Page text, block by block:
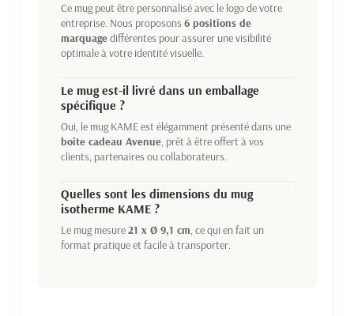
Ce mug peut être personnalisé avec le logo de votre
entreprise. Nous proposons6 positions de
marquagedifférentes pour assurer une visibilité
optimale à votre identité visuelle.
Le mug est-il livré dans un emballage
spécifique ?
Oui, le mug KAME est élégamment présenté dans une
boîte cadeau Avenue, prêt à être offert à vos
clients, partenaires ou collaborateurs.
Quelles sont les dimensions du mug
isotherme KAME ?
Le mug mesure21 x Ø 9,1 cm, ce qui en fait un
format pratique et facile à transporter.